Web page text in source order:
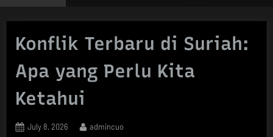
Konflik Terbaru di Suriah:
Apa yang Perlu Kita
Ketahui
Posted
July 8, 2026 By
admincuo